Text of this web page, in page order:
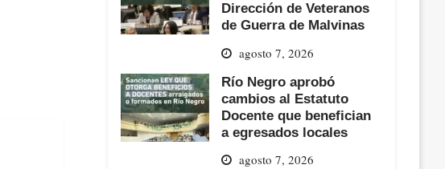
Dirección de Veteranos
de Guerra de Malvinas
agosto 7, 2026
Río Negro aprobó
cambios al Estatuto
Docente que benefician
a egresados locales
agosto 7, 2026